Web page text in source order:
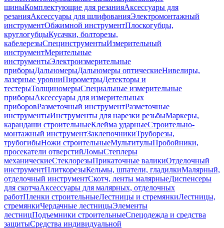
шиныКомплектующие для резанияАксессуары для
резанияАксессуары для шлифованияЭлектромонтажный
инструментОбжимной инструментПлоскогубцы,
круглогубцыКусачки, болторезы,
кабелерезыСпецинструментыИзмерительный
инструментМерительные
инструментыЭлектроизмерительные
приборыДальномерыДальномеры оптическиеНивелиры,
лазерные уровниПирометрыДетекторы и
тестерыТолщиномерыСпециальные измерительные
приборыАксессуары для измерительных
приборовРазметочный инструментРазметочные
инструментыИнструменты для нарезки резьбыМаркеры,
карандаши строительныеКлейма ударныеСтроительно-
монтажный инструментЗаклепочникиТруборезы,
трубогибыНожи строительныеМультитулыПробойники,
просекатели отверстийЛомыСтеплеры
механическиеСтеклорезыПрикаточные валикиОтделочный
инструментПлиткорезыКельмы, шпатели, гладилкиМалярный,
отделочный инструментСкотч, ленты малярныеДиспенсеры
для скотчаАксессуары для малярных, отделочных
работПленки строительныеЛестницы и стремянкиЛестницы,
стремянкиЧердачные лестницыЭлементы
лестницПодъемники строительныеСпецодежда и средства
защитыСредства индивидуальной